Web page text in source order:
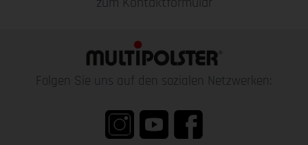
Folgen Sie uns auf den sozialen Netzwerken: